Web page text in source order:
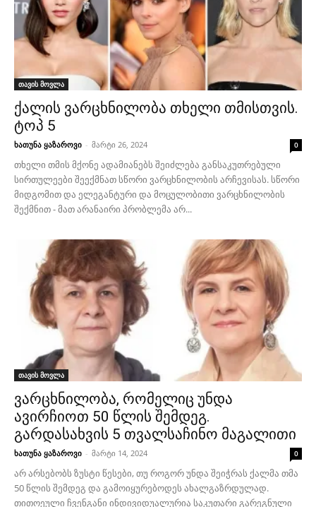
თავის მოვლა
ქალის ვარცხნილობა თხელი თმისთვის.
ტოპ 5
ხათუნა ყაზაროვი - მარტი 26, 2024 0
თხელი თმის მქონე ადამიანებს შეიძლება განსაკუთრებული
სირთულეები შეექმნათ სწორი ვარცხნილობის არჩევისას. სწორი
მიდგომით და ელეგანტური და მოცულობითი ვარცხნილობის
შექმნით - მათ არანაირი პრობლემა არ...
თავის მოვლა
ვარცხნილობა, რომელიც უნდა
ავირჩიოთ 50 წლის შემდეგ.
გარდასახვის 5 თვალსაჩინო მაგალითი
ხათუნა ყაზაროვი - მარტი 14, 2024 0
არ არსებობს ზუსტი წესები, თუ როგორ უნდა შეიჭრას ქალმა თმა
50 წლის შემდეგ და გამოიყურებოდეს ახალგაზრდულად.
თითოეული ჩვენგანი ინდივიდუალურია საკუთარი გარეგნული